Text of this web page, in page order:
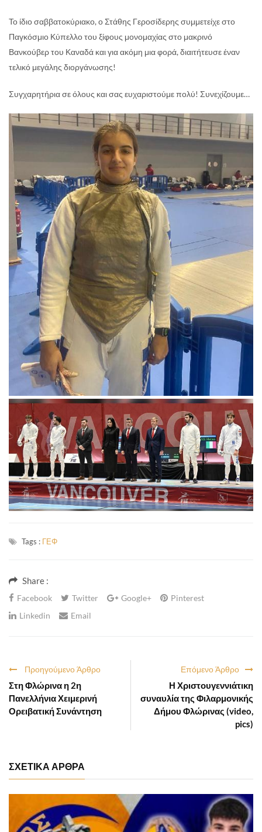
Το ίδιο σαββατοκύριακο, ο Στάθης Γεροσίδερης συμμετείχε στο
Παγκόσμιο Κύπελλο του ξίφους μονομαχίας στο μακρινό
Βανκούβερ του Καναδά και για ακόμη μια φορά, διαιτήτευσε έναν
τελικό μεγάλης διοργάνωσης!
Συγχαρητήρια σε όλους και σας ευχαριστούμε πολύ! Συνεχίζουμε…
Tags : ΓΕΦ
Share :
Facebook Twitter Google+
Pinterest
Linkedin
Email
Επόμενο Άρθρο
Η Χριστουγεννιάτικη
συναυλία της Φιλαρμονικής
Δήμου Φλώρινας (video,
pics)
Προηγούμενο Άρθρο
Στη Φλώρινα η 2η
Πανελλήνια Χειμερινή
Ορειβατική Συνάντηση
ΣΧΕΤΙΚΑ ΑΡΘΡΑ